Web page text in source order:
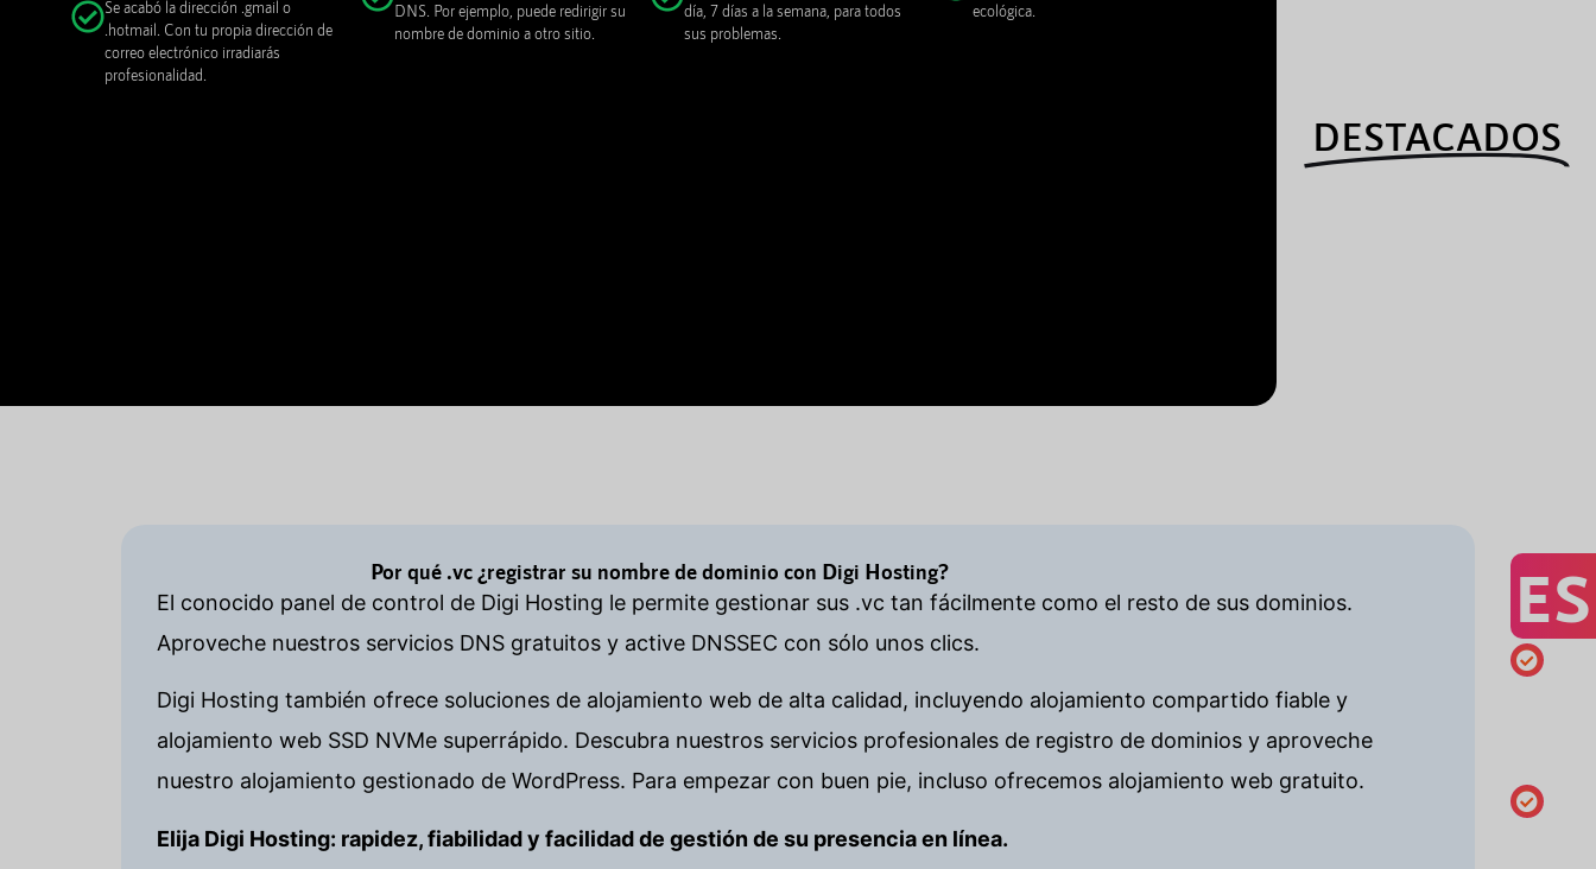
Se acabó la dirección .gmail o
.hotmail. Con tu propia dirección de
correo electrónico irradiarás
profesionalidad.
DNS. Por ejemplo, puede redirigir su
nombre de dominio a otro sitio.
día, 7 días a la semana, para todos
sus problemas.
ecológica.
DESTACADOS
Por qué .vc ¿registrar su nombre de dominio con Digi Hosting?
El conocido panel de control de Digi Hosting le permite gestionar sus .vc tan fácilmente como el resto de sus dominios.
Aproveche nuestros servicios DNS gratuitos y active DNSSEC con sólo unos clics.
Digi Hosting también ofrece soluciones de alojamiento web de alta calidad, incluyendo alojamiento compartido fiable y
alojamiento web SSD NVMe superrápido. Descubra nuestros servicios profesionales de registro de dominios y aproveche
nuestro alojamiento gestionado de WordPress. Para empezar con buen pie, incluso ofrecemos alojamiento web gratuito.
Elija Digi Hosting: rapidez, fiabilidad y facilidad de gestión de su presencia en línea.